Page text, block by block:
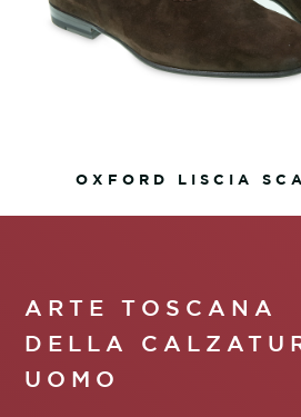
OXFORD LISCIA
ARTE TOSCANA
DELLA
UOMO